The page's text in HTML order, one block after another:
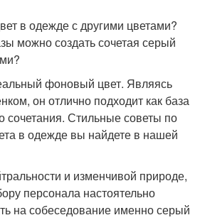
в одежде с другими цветами?
можно создать сочетая серый
фоновый цвет. Являясь
он отлично подходит как база
сочетания. Стильные советы по
в одежде вы найдете в нашей
и изменчивой природе,
персонала настоятельно
на собеседование именно серый